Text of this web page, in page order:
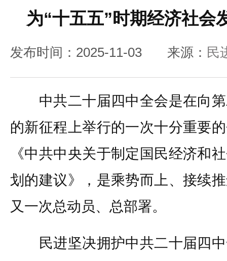
为“十五五”时期经济社会
发布时间：2025-11-03 来源： 民
中共二十届四中全会是在向第
的新征程上举行的一次十分重要
《中共中央关于制定国民经济和
划的建议》，是乘势而上、接续
又一次总动员、总部署。
民进坚决拥护中共二十届四中